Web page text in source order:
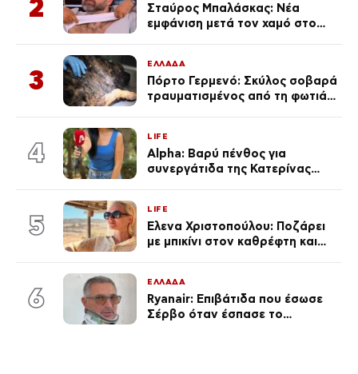
2
Σταύρος Μπαλάσκας: Νέα
εμφάνιση μετά τον χαμό στο
3
ΕΛΛΑΔΑ
Πόρτο Γερμενό: Σκύλος σοβαρά
τραυματισμένος από τη φωτιά
4
LIFE
Alpha: Βαρύ πένθος για
συνεργάτιδα της Κατερίνας
του Θεού»
5
LIFE
Έλενα Χριστοπούλου: Ποζάρει
με μπικίνι στον καθρέφτη και
καθεμία…» (Βίντεο)
6
ΕΛΛΑΔΑ
Ryanair: Επιβάτιδα που έσωσε
Σέρβο όταν έσπασε το